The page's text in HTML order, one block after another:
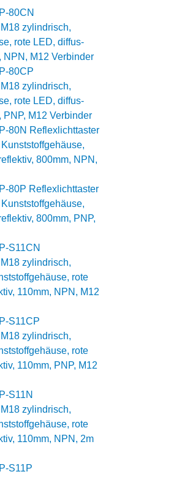
80CN
zylindrisch,
rote LED, diffus-
NPN, M12 Verbinder
80CP
zylindrisch,
rote LED, diffus-
PNP, M12 Verbinder
80N Reflexlichttaster
800mm, NPN,
80P Reflexlichttaster
800mm, PNP,
S11CN
zylindrisch,
rote
110mm, NPN, M12
S11CP
zylindrisch,
rote
110mm, PNP, M12
S11N
zylindrisch,
rote
110mm, NPN, 2m
S11P